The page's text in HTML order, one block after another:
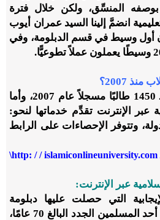
بوصفه المنسِّق، ولكن خلال فترة
انضمَّ إلينا السيد عمران أيوب
أول وسيط في قسم الدبلومة، وفي
2007؟
لقد بدأنا بـ 1450 طالبًا مسجلاً عام 2007، وأما
عبر الإنترنت تقدِّم خدماتها لنحو:
ألف طالب من 228 دولة، وتتوفر الإحصاءات على الرابط
\http: / / islamiconlineuniversity.com
عبر الإنترنت:
التي حصلت عليها دبلومة
الجامعة تلك التي أدلى بها أحد المسلمين الجدد البالغ 70 عامًا،